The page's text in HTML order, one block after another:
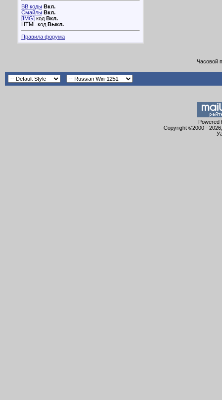
BB коды Вкл.
Смайлы Вкл.
[IMG] код Вкл.
HTML код Выкл.
Правила форума
Часовой
Powered
Copyright ©2000 -